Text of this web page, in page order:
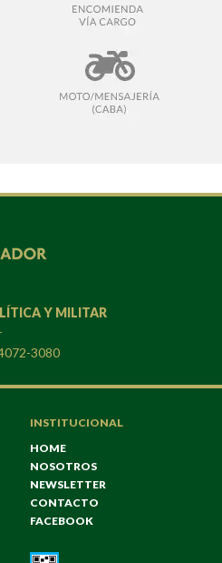
Y MILITAR
3080
INSTITUCIONAL
HOME
NOSOTROS
NEWSLETTER
CONTACTO
FACEBOOK